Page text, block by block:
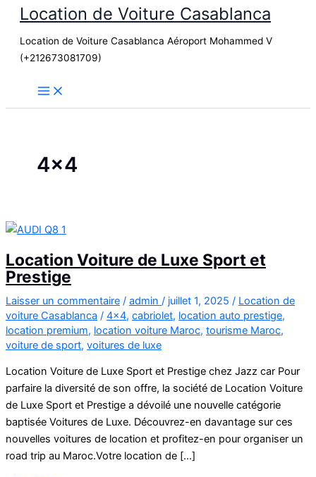
contenu
Location de Voiture Casablanca
Location de Voiture Casablanca Aéroport Mohammed V
(+212673081709)
4×4
Location Voiture de Luxe Sport et
Prestige
Laisser un commentaire / admin / juillet 1, 2025 / Location de
voiture Casablanca / 4x4, cabriolet, location auto prestige,
location premium, location voiture Maroc, tourisme Maroc,
voiture de sport, voitures de luxe
Location Voiture de Luxe Sport et Prestige chez Jazz car Pour
parfaire la diversité de son offre, la société de Location Voiture
de Luxe Sport et Prestige a dévoilé une nouvelle catégorie
baptisée Voitures de Luxe. Découvrez-en davantage sur ces
nouvelles voitures de location et profitez-en pour organiser un
road trip au Maroc.Votre location de […]